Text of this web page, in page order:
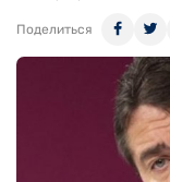
Поделиться